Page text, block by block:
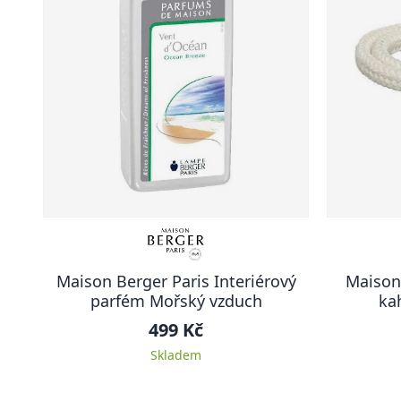
Maison Berger Paris Interiérový
parfém Mořský vzduch
499 Kč
Skladem